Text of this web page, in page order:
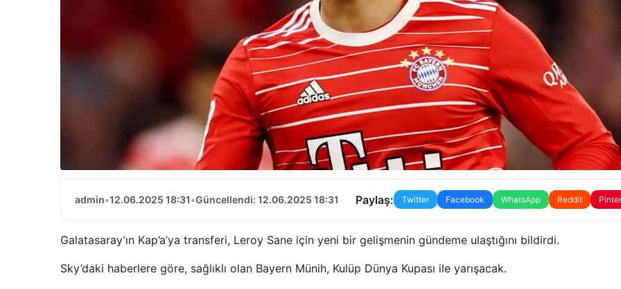
admin•12.06.2025 18:31•Güncellendi: 12.06.2025 18:31 Paylaş: Twitter Facebook WhatsApp Reddit
Galatasaray’ın Kap’a’ya transferi, Leroy Sane için yeni bir gelişmenin gündeme ulaştığını bildirdi.
Sky’daki haberlere göre, sağlıklı olan Bayern Münih, Kulüp Dünya Kupası ile yarışacak.